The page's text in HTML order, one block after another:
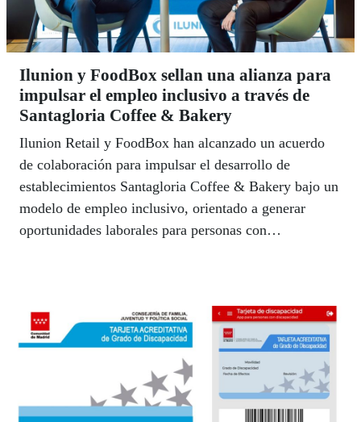
Ilunion y FoodBox sellan una alianza para
impulsar el empleo inclusivo a través de
Santagloria Coffee & Bakery
Ilunion Retail y FoodBox han alcanzado un acuerdo
de colaboración para impulsar el desarrollo de
establecimientos Santagloria Coffee & Bakery bajo un
modelo de empleo inclusivo, orientado a generar
oportunidades laborales para personas con